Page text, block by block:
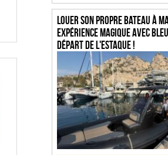
Louer son propre bateau à
expérience magique avec
départ de l'Estaque !